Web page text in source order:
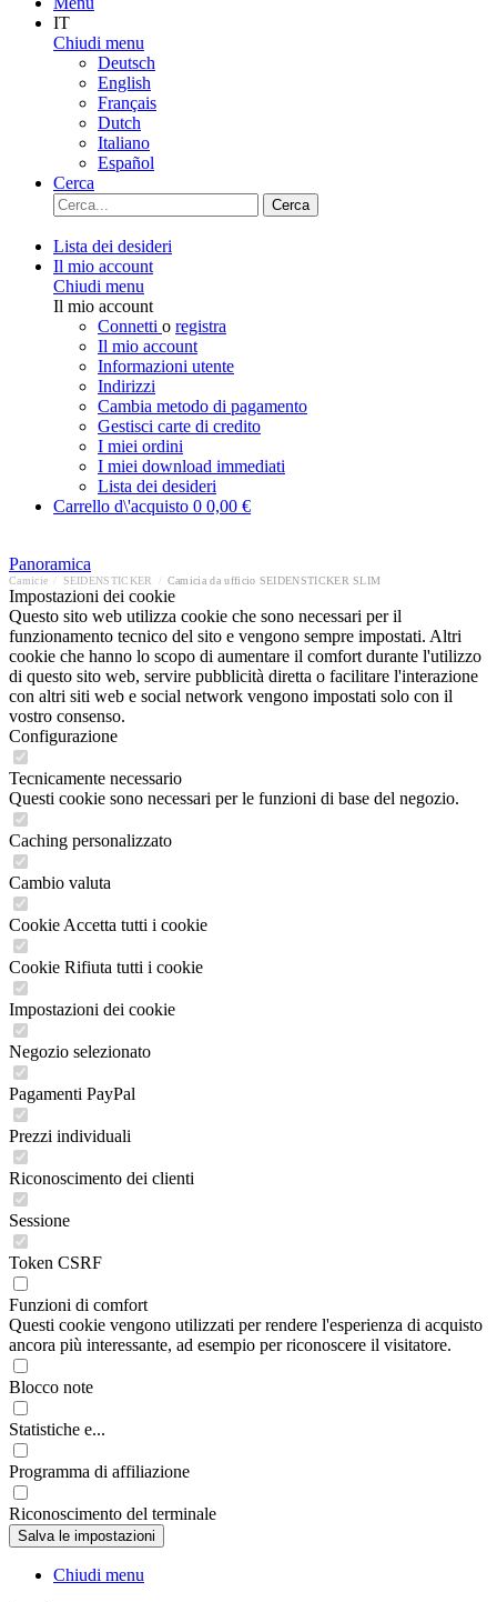
IT
Chiudi menu
Deutsch
English
Français
Dutch
Italiano
Español
Cerca
Cerca
Lista dei desideri
Il mio account
Chiudi menu
Il mio account
Connetti o registra
Il mio account
Informazioni utente
Indirizzi
Cambia metodo di pagamento
Gestisci carte di credito
I miei ordini
I miei download immediati
Lista dei desideri
Carrello d\'acquisto 0 0,00 €
Panoramica
Camicie SEIDENSTICKER Camicia da ufficio SEIDENSTICKER SLIM
Impostazioni dei cookie
Questo sito web utilizza cookie che sono necessari per il
funzionamento tecnico del sito e vengono sempre impostati. Altri
cookie che hanno lo scopo di aumentare il comfort durante l'utilizzo
di questo sito web, servire pubblicità diretta o facilitare l'interazione
con altri siti web e social network vengono impostati solo con il
vostro consenso.
Configurazione
Tecnicamente necessario
Questi cookie sono necessari per le funzioni di base del negozio.
Caching personalizzato
Cambio valuta
Cookie Accetta tutti i cookie
Cookie Rifiuta tutti i cookie
Impostazioni dei cookie
Negozio selezionato
Pagamenti PayPal
Prezzi individuali
Riconoscimento dei clienti
Sessione
Token CSRF
Funzioni di comfort
Questi cookie vengono utilizzati per rendere l'esperienza di acquisto
ancora più interessante, ad esempio per riconoscere il visitatore.
Blocco note
Statistiche e...
Programma di affiliazione
Riconoscimento del terminale
Chiudi menu